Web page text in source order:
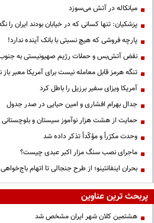
میانکاله در آتش می‌سوزد
پزشکیان: تنها کسانی که در خیابان بودند ایران
پارچه فروشی که هیچ نسبتی با بانک آینده ندارد!
نقض آتش‌بس و حملات رژیم صهیونیستی به جنوب
تنگه هرمز قابل معامله نیست برای آمریکا معبر باز
آمریکا ویزای سفیر برزیل را باطل کرد
جدال بهرام افشاری و امین حیایی در صدر جدول
حمایت از هشت هزار نوآموز سیستان و بلوچستانی
وحدت مکرّراً و مؤکّداً تذکر داده شد
ماجرای نصب سنگ مزار اکبر عبدی چیست؟
بحران اینفانتینو؛ از طرح جنجالی تا اتهام
پربحث ترین عناوین
هشتمین کلان شهر ایران مشخص شد